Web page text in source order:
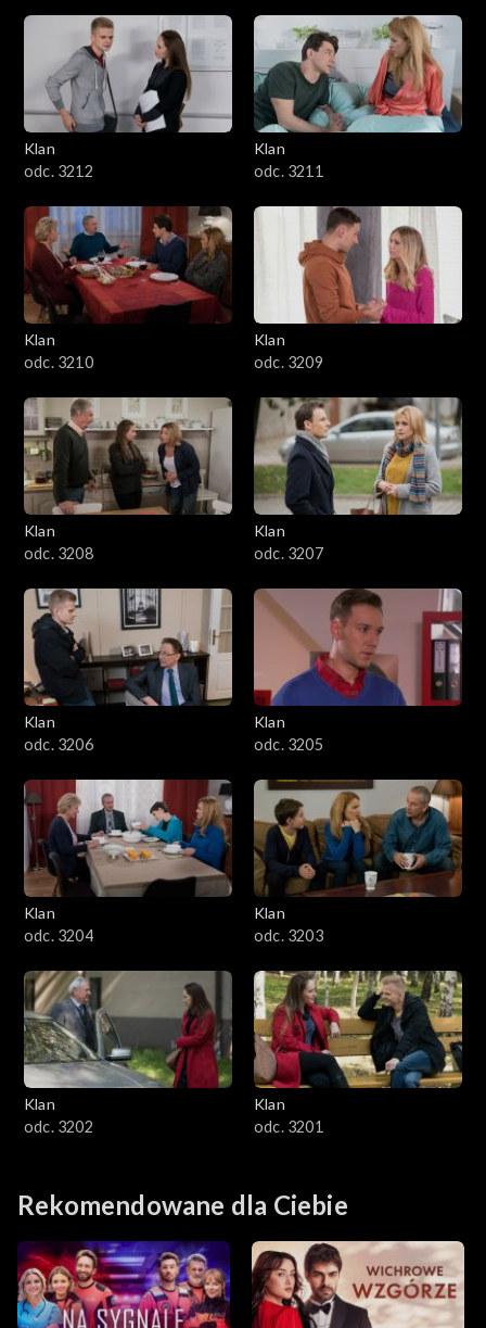
Klan
odc. 3212
Klan
odc. 3211
Klan
odc. 3210
Klan
odc. 3209
Klan
odc. 3208
Klan
odc. 3207
Klan
odc. 3206
Klan
odc. 3205
Klan
odc. 3204
Klan
odc. 3203
Klan
odc. 3202
Klan
odc. 3201
Rekomendowane dla Ciebie